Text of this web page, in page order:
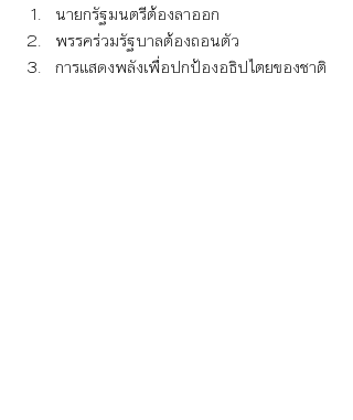
นายกรัฐมนตรีต้องลาออก
พรรคร่วมรัฐบาลต้องถอนตัว
การแสดงพลังเพื่อปกป้องอธิปไตยของชาติ